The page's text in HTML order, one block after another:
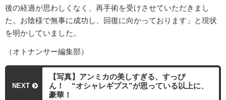
後の経過が思わしくなく、再手術を受けさせていただきまし
た。お陰様で無事に成功し、回復に向かっております」と現状
を明かしていました。
（オトナンサー編集部）
NEXT
【写真】アンミカの美しすぎる、すっぴ
ん！ “オシャレギプス”が思っている以上に、
豪華！